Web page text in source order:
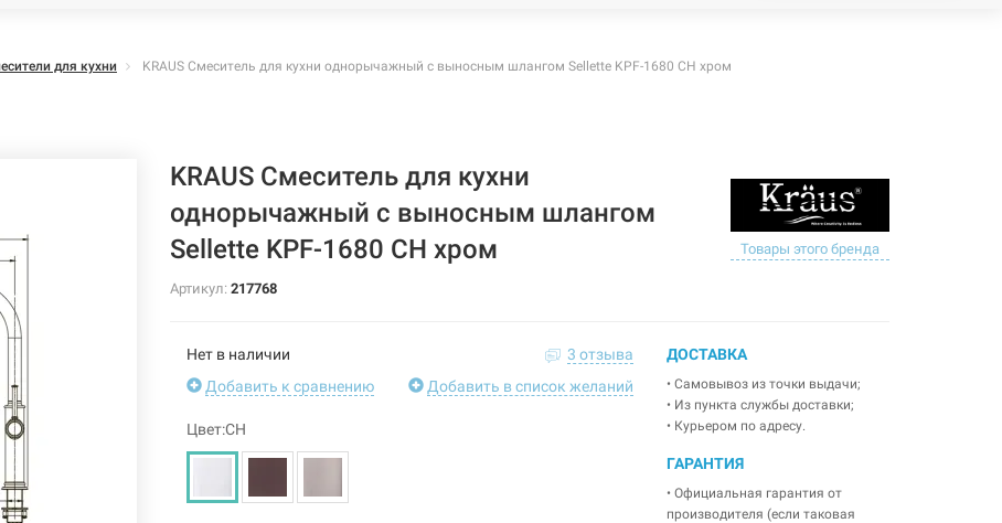
для кухни KRAUS Смеситель для кухни однорычажный с выносным шлангом Sellette KPF-1680 CH хром
KRAUS Смеситель для кухни
однорычажный с выносным шлангом
Sellette KPF-1680 CH хром
Товары этого бренда
Артикул: 217768
Нет в наличии
3 отзыва
Добавить к сравнению
Добавить в список желаний
Цвет:CH
ДОСТАВКА
• Самовывоз из точки выдачи;
• Из пункта службы доставки;
• Курьером по адресу.
ГАРАНТИЯ
• Официальная гарантия от
производителя (если таковая